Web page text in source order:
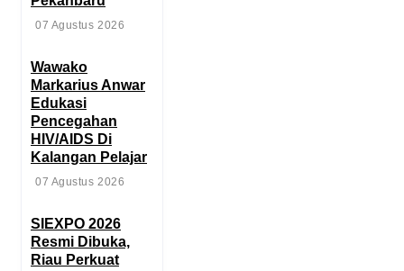
07 Agustus 2026
‎Wawako
Markarius Anwar
Edukasi
Pencegahan
HIV/AIDS Di
Kalangan Pelajar
07 Agustus 2026
SIEXPO 2026
Resmi Dibuka,
Riau Perkuat